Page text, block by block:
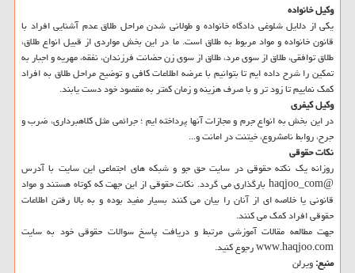
وكیل خانواده
یكی از دلایل شلوغی دادگاه خانواده و طولانی شدن مراحل طلاق عدم آشنایی افراد با
قانون خانواده و مواد مربوط به طلاق است. ما در این بخش مواردی از قبیل انواع طلاق،
طلاق توافقی، طلاق از سوی مرد، طلاق از سوی زن حضانت فرزندان، نفقه، مهریه و اجبار به
تمكین را شرح داده ایم تا بتوانیم با عرضه اطلاعات كافی و توضیح مراحل طلاق به افراد
كمك نماییم تا زود تر و با صرف هزینه و زمان كمتر به مقصود خود دست یابند.
وكیل كیفری
در این بخش به انواع جرم و مجازات آنها پرداخته ایم ؛ جرائمی مثل كلاهبرداری، ضرب و
جرح، روابط نامشروع، خیتنت در امانت و...
نكات حقوقی
روزانه یك نكته حقوقی در سایت حق جو و شبكه های اجتماعی این سایت با آدرس
@haqjoo_com بارگذاری می گردد. نكات حقوقی از این جهت كه كوتاه هستند و مواد
قانونی یا خلاصه ای از آنان را بیان می كنند بسیار مفید بوده و به بالا رفتن اطلاعات
حقوقی افراد كمك می كنند.
جهت مطالعه مقالات آموزشی مرتبط و دریافت پاسخ سوالات حقوقی خود به سایت
www.haqjoo.com رجوع كنید.
منبع:ویرلن